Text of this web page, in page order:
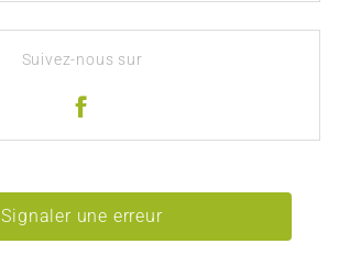
Suivez-nous sur
Signaler une erreur